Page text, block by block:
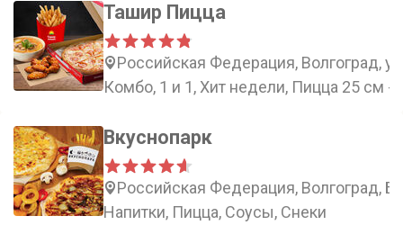
Ташир Пицца
Российская Федерация, Волгоград,
Комбо, 1 и 1, Хит недели, Пицца 25 см -
Вкуснопарк
Российская Федерация, Волгоград,
Напитки, Пицца, Соусы, Снеки